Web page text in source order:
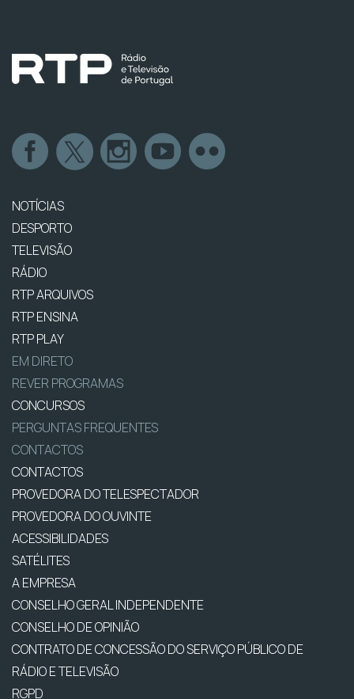
NOTÍCIAS
DESPORTO
TELEVISÃO
RÁDIO
RTP ARQUIVOS
RTP ENSINA
RTP PLAY
EM DIRETO
REVER PROGRAMAS
CONCURSOS
PERGUNTAS FREQUENTES
CONTACTOS
CONTACTOS
PROVEDORA DO TELESPECTADOR
PROVEDORA DO OUVINTE
ACESSIBILIDADES
SATÉLITES
A EMPRESA
CONSELHO GERAL INDEPENDENTE
CONSELHO DE OPINIÃO
CONTRATO DE CONCESSÃO DO SERVIÇO PÚBLICO DE
RÁDIO E TELEVISÃO
RGPD